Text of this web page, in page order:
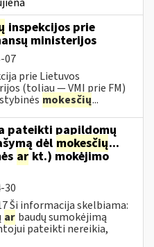
inspekcijos prie
ministerijos
07
prie Lietuvos
(toliau — VMI prie FM)
mokesčių...
pateikti papildomų
dėl mokesčių...
ar kt.) mokėjimo
30
Ši informacija skelbiama:
ar baudų sumokėjimą
pateikti nereikia,